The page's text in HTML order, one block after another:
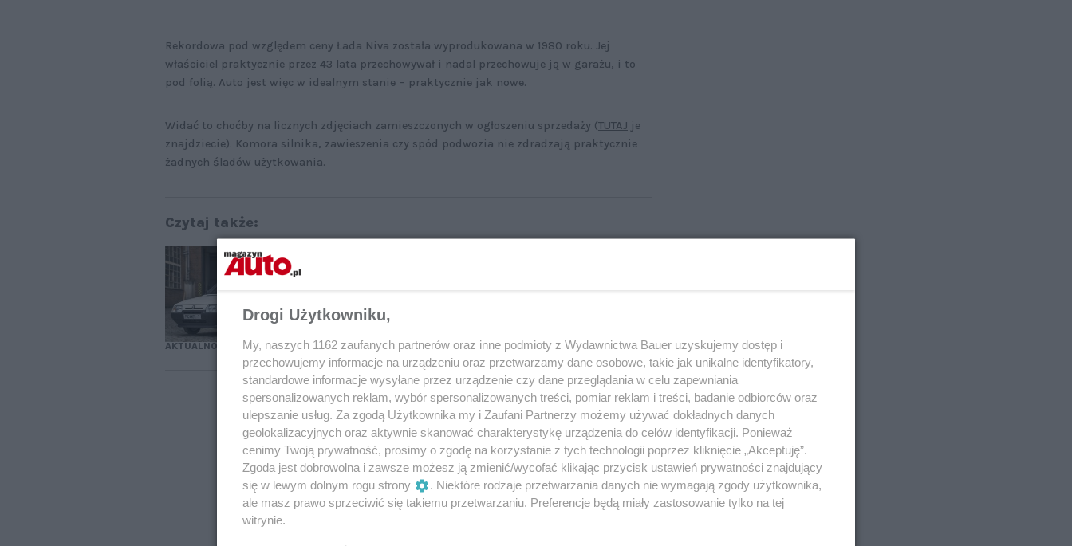
Rekordowa pod względem ceny Łada Niva została wyprodukowana w 1980 roku. Jej
właściciel praktycznie przez 43 lata przechowywał i nadal przechowuje ją w garażu, i to
pod folią. Auto jest więc w idealnym stanie – praktycznie jak nowe.
Widać to choćby na licznych zdjęciach zamieszczonych w ogłoszeniu sprzedaży (TUTAJ je
znajdziecie). Komora silnika, zawieszenia czy spód podwozia nie zdradzają praktycznie
żadnych śladów użytkowania.
Czytaj także:
AKTUALNOŚCI
Drogi Użytkowniku,
My, naszych 1162 zaufanych partnerów oraz inne podmioty z Wydawnictwa Bauer uzyskujemy dostęp i
przechowujemy informacje na urządzeniu oraz przetwarzamy dane osobowe, takie jak unikalne identyfikatory,
standardowe informacje wysyłane przez urządzenie czy dane przeglądania w celu zapewniania
spersonalizowanych reklam, wybór spersonalizowanych treści, pomiar reklam i treści, badanie odbiorców oraz
ulepszanie usług. Za zgodą Użytkownika my i Zaufani Partnerzy możemy używać dokładnych danych
geolokalizacyjnych oraz aktywnie skanować charakterystykę urządzenia do celów identyfikacji. Ponieważ
cenimy Twoją prywatność, prosimy o zgodę na korzystanie z tych technologii poprzez kliknięcie „Akceptuję”.
Zgoda jest dobrowolna i zawsze możesz ją zmienić/wycofać klikając przycisk ustawień prywatności znajdujący
się w lewym dolnym rogu strony
. Niektóre rodzaje przetwarzania danych nie wymagają zgody użytkownika,
ale masz prawo sprzeciwić się takiemu przetwarzaniu. Preferencje będą miały zastosowanie tylko na tej
witrynie.